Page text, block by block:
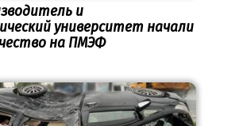
и
университет начали
на ПМЭФ